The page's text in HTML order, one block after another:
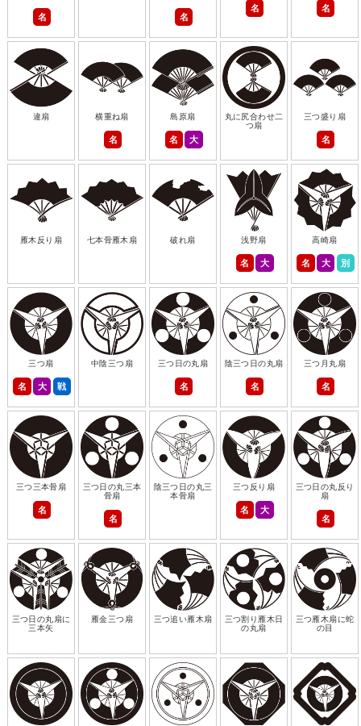
名 名
名 名
違扇 横重ね扇
名
島原扇
名 大
丸に尻合わせ二
つ扇
三つ盛り扇
名
雁木反り扇 七本骨雁木扇 破れ扇 浅野扇
名 大
高崎扇
名 大 別
三つ扇
名 大 戦
中陰三つ扇 三つ日の丸扇
名
陰三つ日の丸扇
名
三つ月丸扇
名
三つ三本骨扇
名
三つ日の丸三本
骨扇
名
陰三つ日の丸三
本骨扇
三つ反り扇
名 大
三つ日の丸反り
扇
名
三つ日の丸扇に
三本矢
雁金三つ扇 三つ追い雁木扇
三つ割り雁木日
の丸扇
三つ雁木扇に蛇
の目